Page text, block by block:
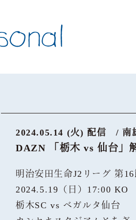
2024.05.14 (火) 配信 / 南
DAZN 「栃木 vs 仙台」
明治安田生命J2リーグ 第16
2024.5.19（日）17:00 KO
栃木SC vs ベガルタ仙台